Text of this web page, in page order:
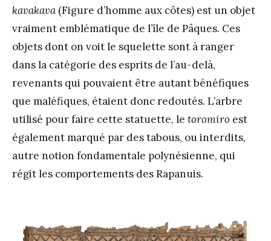
kavakava (Figure d’homme aux côtes) est un objet
vraiment emblématique de l’île de Pâques. Ces
objets dont on voit le squelette sont à ranger
dans la catégorie des esprits de l’au-delà,
revenants qui pouvaient être autant bénéfiques
que maléfiques, étaient donc redoutés. L’arbre
utilisé pour faire cette statuette, le toromiro est
également marqué par des tabous, ou interdits,
autre notion fondamentale polynésienne, qui
régit les comportements des Rapanuis.